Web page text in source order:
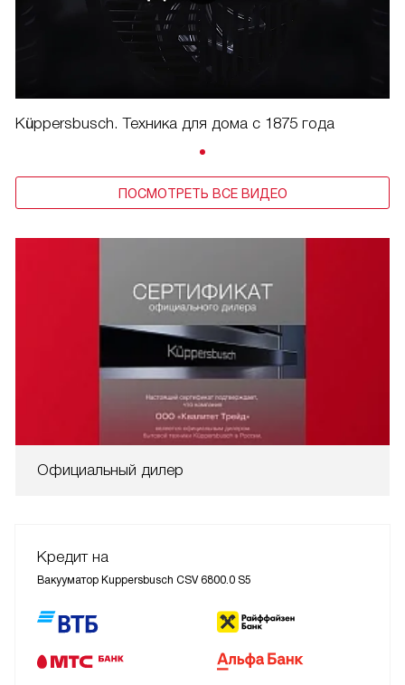
Küppersbusch. Техника для дома с 1875 года
ПОСМОТРЕТЬ ВСЕ ВИДЕО
Официальный дилер
Кредит на
Вакууматор Kuppersbusch CSV 6800.0 S5